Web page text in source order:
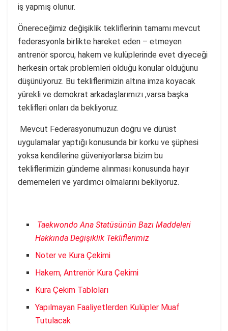
iş yapmış olunur.
Önereceğimiz değişiklik tekliflerinin tamamı mevcut
federasyonla birlikte hareket eden – etmeyen
antrenör sporcu, hakem ve kulüplerinde evet diyeceği
herkesin ortak problemleri olduğu konular olduğunu
düşünüyoruz. Bu tekliflerimizin altına imza koyacak
yürekli ve demokrat arkadaşlarımızı ,varsa başka
teklifleri onları da bekliyoruz.
Mevcut Federasyonumuzun doğru ve dürüst
uygulamalar yaptığı konusunda bir korku ve şüphesi
yoksa kendilerine güveniyorlarsa bizim bu
tekliflerimizin gündeme alınması konusunda hayır
dememeleri ve yardımcı olmalarını bekliyoruz.
Taekwondo Ana Statüsünün Bazı Maddeleri
Hakkında Değişiklik Tekliflerimiz
Noter ve Kura Çekimi
Hakem, Antrenör Kura Çekimi
Kura Çekim Tabloları
Yapılmayan Faaliyetlerden Kulüpler Muaf
Tutulacak